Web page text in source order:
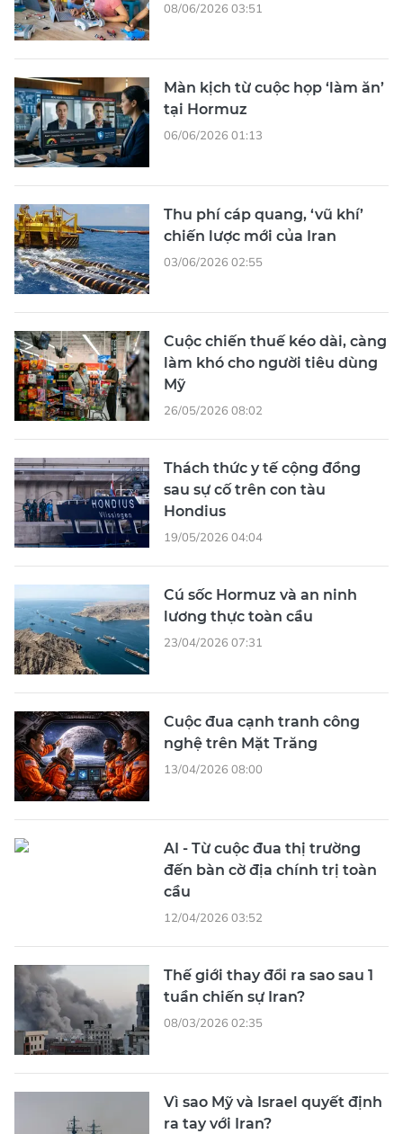
08/06/2026 03:51
Màn kịch từ cuộc họp ‘làm ăn’
tại Hormuz
06/06/2026 01:13
Thu phí cáp quang, ‘vũ khí’
chiến lược mới của Iran
03/06/2026 02:55
Cuộc chiến thuế kéo dài, càng
làm khó cho người tiêu dùng
Mỹ
26/05/2026 08:02
Thách thức y tế cộng đồng
sau sự cố trên con tàu
Hondius
19/05/2026 04:04
Cú sốc Hormuz và an ninh
lương thực toàn cầu
23/04/2026 07:31
Cuộc đua cạnh tranh công
nghệ trên Mặt Trăng
13/04/2026 08:00
AI - Từ cuộc đua thị trường
đến bàn cờ địa chính trị toàn
cầu
12/04/2026 03:52
Thế giới thay đổi ra sao sau 1
tuần chiến sự Iran?
08/03/2026 02:35
Vì sao Mỹ và Israel quyết định
ra tay với Iran?